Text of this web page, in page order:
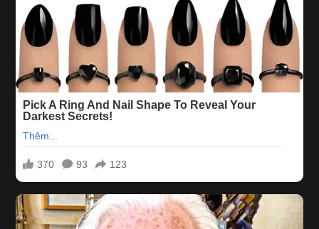
Chỉ mỗi anh mắt ấy thôi cũng đủ thiêu rụi con tim đã chai sạn bấy
lâu. Bao kỷ niệm chinh chiến xưa kia ùa về. Và trở về với thực tại là
em. Đêm nay trận mình lại được tái diễn trận chiến hào hùng thời
xa xưa. Cũng đã bao ngày tinh lực được dồn lại chỉ chờ trực hôm
nay cho sung mãn mà xông trận.
Trận đầu là ở trong bồn. Em quần mình hết cả 10 phút, không phải
sống không xong. Đến nỗi khi mình lên tiếng buông tha mới chịu
thả cho mình lên giường ah.
Trận thứ 2 là ở trên giường lúc nằm xấp. Em hết lấy ngực tung
hoàng lại lấy lưỡi tấn công những chỗ trọng điểm. Và bất ngờ nhất
nhiên dừng lại.
Có lẽ em cũng hiểu ý mình và cũng muốn chiều mình thêm chút